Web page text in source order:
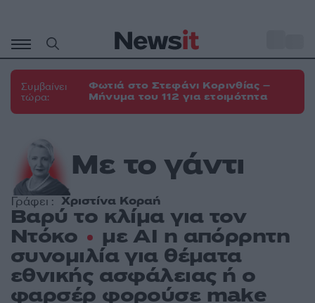
περιεχόμενο
Συμβαίνει
τώρα:
Φωτιά στο Στεφάνι Κορινθίας –
Μήνυμα του 112 για ετοιμότητα
Με το γάντι
Γράφει : Χριστίνα Κοραή
Βαρύ το κλίμα για τον
Ντόκο με AI η απόρρητη
συνομιλία για θέματα
εθνικής ασφάλειας ή ο
φαρσέρ φορούσε make